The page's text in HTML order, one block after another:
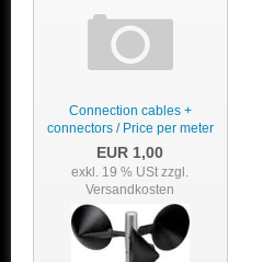
Connection cables +
connectors / Price per meter
EUR 1,00
exkl. 19 % UStzzgl.
Versandkosten